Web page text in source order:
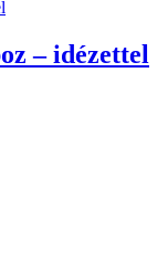
– idézettel